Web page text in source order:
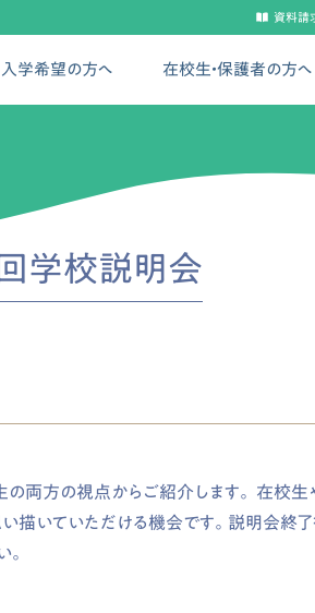
資料請
入学希望の方へ 在校生・保護者の方へ
学校説明会
両方の視点からご紹介します。 在校
描いていただける機会です。説明会終
。